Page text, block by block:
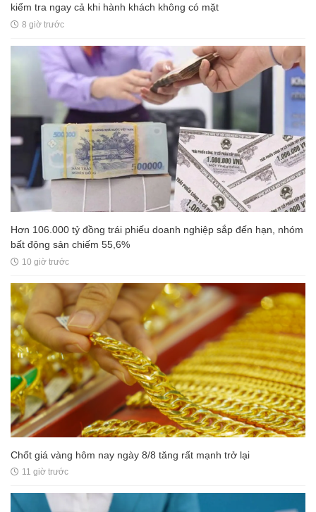
kiểm tra ngay cả khi hành khách không có mặt
8 giờ trước
Hơn 106.000 tỷ đồng trái phiếu doanh nghiệp sắp đến hạn, nhóm
bất động sản chiếm 55,6%
10 giờ trước
Chốt giá vàng hôm nay ngày 8/8 tăng rất mạnh trở lại
11 giờ trước